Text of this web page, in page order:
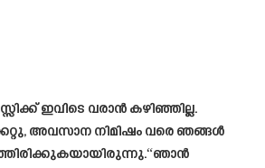
ഇവിടെ വരാൻ കഴിഞ്ഞില്ല.
അവസാന നിമിഷം വരെ ഞങ്ങൾ